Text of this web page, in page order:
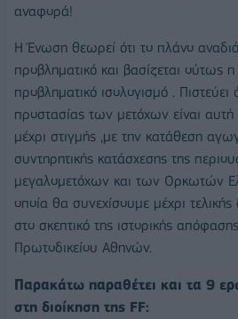
αναφορά!
Η Ένωση θεωρεί ότι το πλάνο
προβληματικό και βασίζεται ούτως
προβληματικό ισολογισμό . Πιστεύει
προστασίας των μετόχων είναι
μέχρι στιγμής ,με την κατάθεση
συντηρητικής κατάσχεσης της
μεγαλομετόχων και των Ορκωτών
οποία θα συνεχίσουμε μέχρι τελικής
στο σκεπτικό της ιστορικής
Πρωτοδικείου Αθηνών.
Παρακάτω παραθέτει και τα 9
στη διοίκηση της FF: